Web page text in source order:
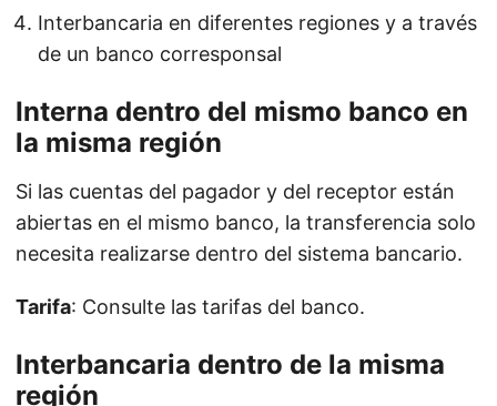
Interbancaria en diferentes regiones y a través
de un banco corresponsal
Interna dentro del mismo banco en
la misma región
Si las cuentas del pagador y del receptor están
abiertas en el mismo banco, la transferencia solo
necesita realizarse dentro del sistema bancario.
Tarifa: Consulte las tarifas del banco.
Interbancaria dentro de la misma
región